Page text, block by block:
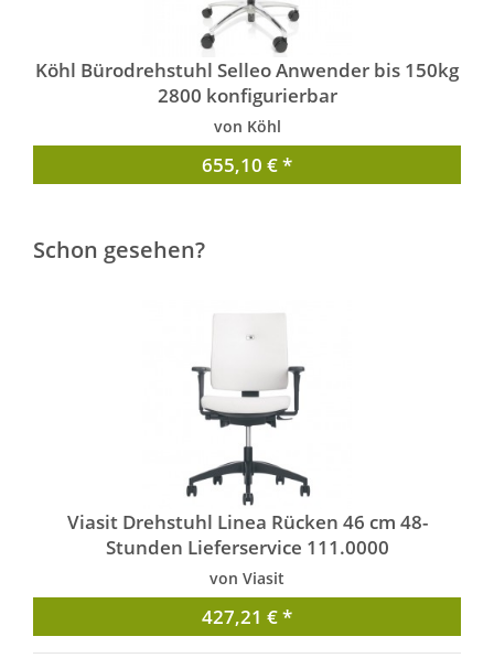
Köhl Bürodrehstuhl Selleo Anwender bis 150kg
2800 konfigurierbar
von Köhl
655,10 € *
Schon gesehen?
Viasit Drehstuhl Linea Rücken 46 cm 48-
Stunden Lieferservice 111.0000
von Viasit
427,21 € *